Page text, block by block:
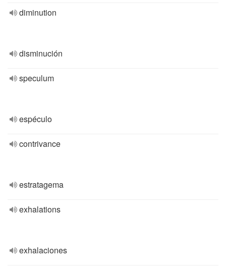
diminution
disminución
speculum
espéculo
contrivance
estratagema
exhalations
exhalaciones